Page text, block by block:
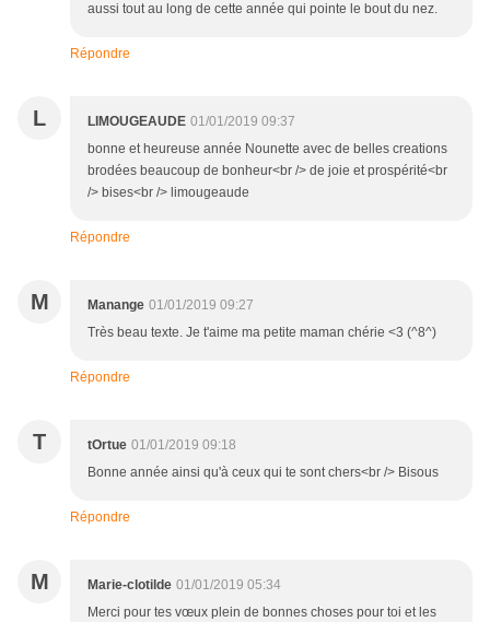
aussi tout au long de cette année qui pointe le bout du nez.
Répondre
L LIMOUGEAUDE 01/01/2019 09:37
bonne et heureuse année Nounette avec de belles creations
brodées beaucoup de bonheur<br /> de joie et prospérité<br
/> bises<br /> limougeaude
Répondre
M Manange 01/01/2019 09:27
Très beau texte. Je t'aime ma petite maman chérie <3 (^8^)
Répondre
T tOrtue 01/01/2019 09:18
Bonne année ainsi qu'à ceux qui te sont chers<br /> Bisous
Répondre
M Marie-clotilde 01/01/2019 05:34
Merci pour tes vœux plein de bonnes choses pour toi et les